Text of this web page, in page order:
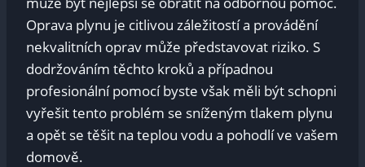
Oprava plynu je citlivou záležitostí a provádění
nekvalitních oprav může představovat riziko. S
dodržováním těchto kroků a případnou
profesionální pomocí byste však měli být schopni
vyřešit tento problém se sníženým tlakem plynu
a opět se těšit na teplou vodu a pohodlí ve vašem
domově.